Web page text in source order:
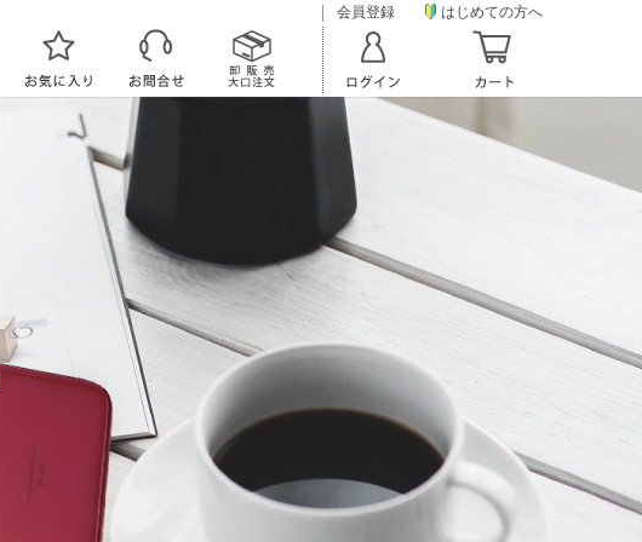
会員登録 はじめての方へ